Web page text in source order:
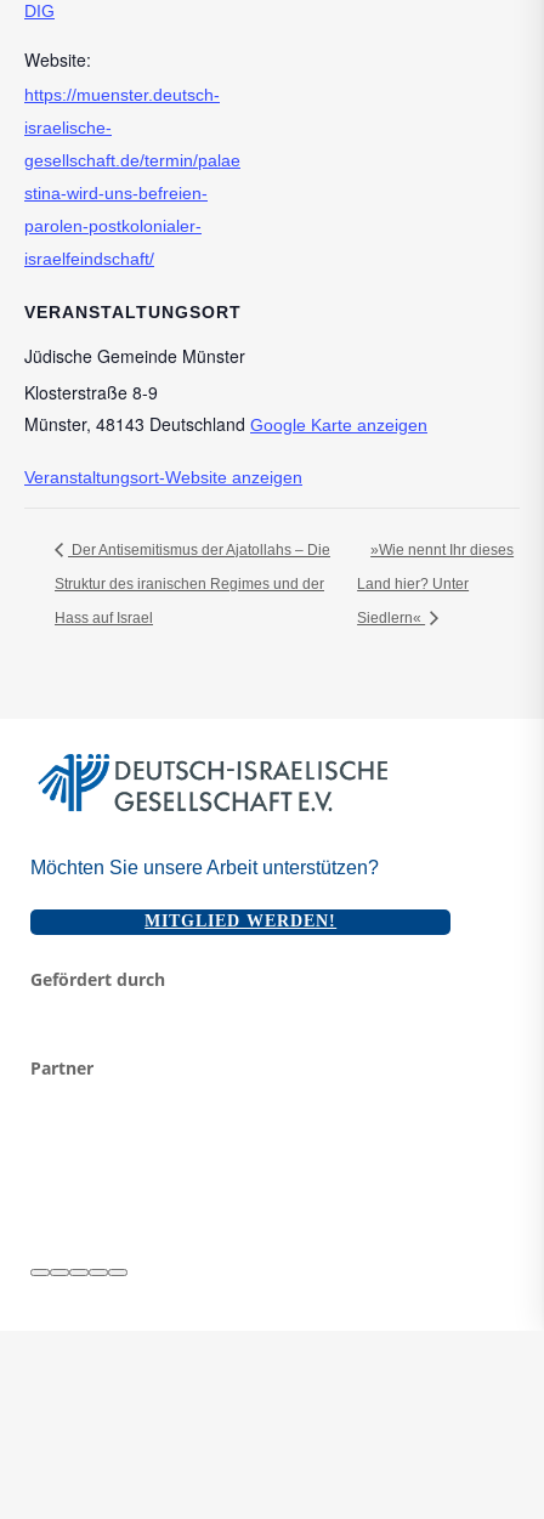
DIG
Website:
https://muenster.deutsch-
israelische-
gesellschaft.de/termin/palae
stina-wird-uns-befreien-
parolen-postkolonialer-
israelfeindschaft/
VERANSTALTUNGSORT
Jüdische Gemeinde Münster
Klosterstraße 8-9
Münster, 48143 Deutschland Google Karte anzeigen
Veranstaltungsort-Website anzeigen
Der Antisemitismus der Ajatollahs – Die
Struktur des iranischen Regimes und der
Hass auf Israel
»Wie nennt Ihr dieses
Land hier? Unter
Siedlern«
Möchten Sie unsere Arbeit unterstützen?
MITGLIED WERDEN!
Gefördert durch
Partner